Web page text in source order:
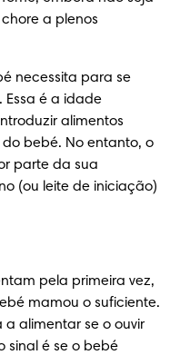
a plenos
necessita para se
Essa é a idade
alimentos
bebé. No entanto, o
parte da sua
(ou leite de iniciação)
pela primeira vez,
mamou o suficiente.
alimentar se o ouvir
sinal é se o bebé